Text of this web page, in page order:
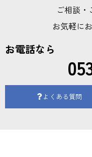
ご相談・
お気軽に
お電話なら
よくある質問